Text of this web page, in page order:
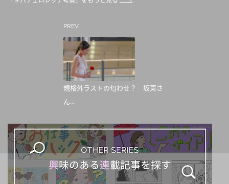
PREV
規格外ラストの匂わせ？ 坂東さ
ん...